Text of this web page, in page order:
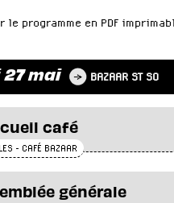
le programme en PDF
mai BAZAAR ST SO
café
- CAFÉ BAZAAR
générale